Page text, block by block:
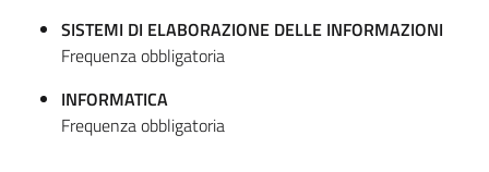
SISTEMI DI ELABORAZIONE DELLE INFORMAZIONI
Frequenza obbligatoria
INFORMATICA
Frequenza obbligatoria